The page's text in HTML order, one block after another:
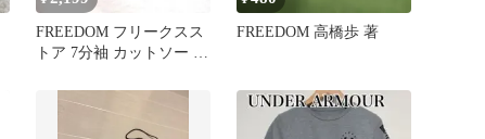
FREEDOM フリークスス
トア 7分袖 カットソー 綿
FREEDOM 高橋歩 著